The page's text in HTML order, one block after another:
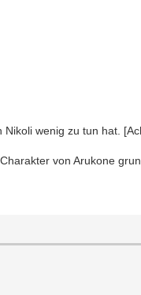
wenig zu tun hat.
von Arukone